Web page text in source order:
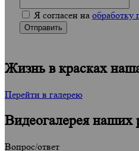
Я согласен на обработку
Жизнь в красках
Перейти в галерею
Видеогалереянаших
Вопрос/ответ